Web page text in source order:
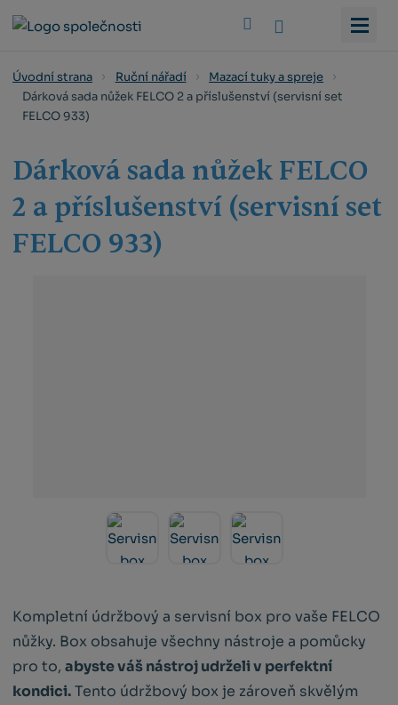
Úvodní strana Ruční nářadí
Mazací tuky a spreje
Dárková sada nůžek FELCO 2 a příslušenství (servisní set
FELCO 933)
Dárková sada nůžek FELCO
2 a příslušenství (servisní set
FELCO 933)
Kompletní údržbový a servisní box pro vaše FELCO
nůžky. Box obsahuje všechny nástroje a pomůcky
pro to,abyste váš nástroj udrželi v perfektní
kondici.Tento údržbový box je zároveň skvělým